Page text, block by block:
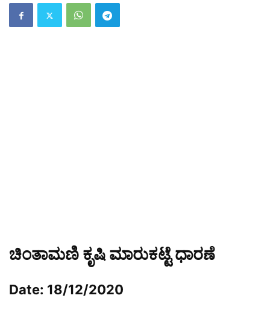
ಚಿಂತಾಮಣಿ ಕೃಷಿ ಮಾರುಕಟ್ಟೆ ಧಾರಣೆ
Date: 18/12/2020